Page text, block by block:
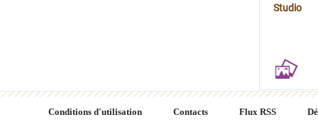
Studio
Conditions d'utilisation Contacts Flux RSS